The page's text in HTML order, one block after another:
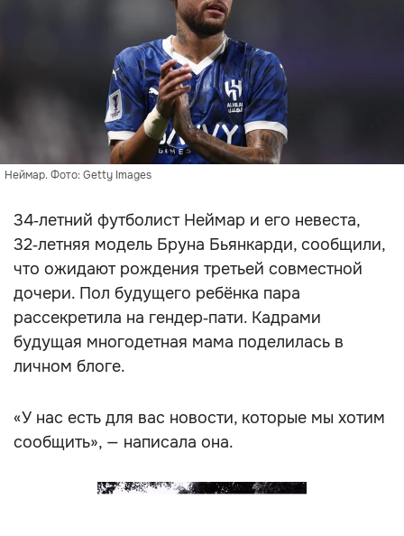
Неймар. Фото: Getty Images
34‑летний футболист Неймар и его невеста,
32‑летняя модель Бруна Бьянкарди, сообщили,
что ожидают рождения третьей совместной
дочери. Пол будущего ребёнка пара
рассекретила на гендер‑пати. Кадрами
будущая многодетная мама поделилась в
личном блоге.
«У нас есть для вас новости, которые мы хотим
сообщить», — написала она.